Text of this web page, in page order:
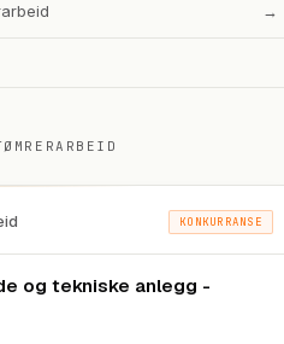
→
KONKURRANSE
og tekniske anlegg -